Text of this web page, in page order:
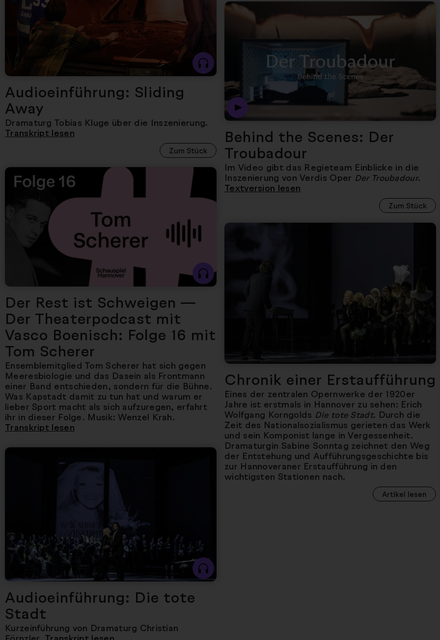
Audioeinführung: Sliding
Away
Dramaturg Tobias Kluge über die Inszenierung.
Transkript lesen
Zum Stück
Nächster Artikel
Behind the Scenes: Der
Troubadour
Im Video gibt das Regieteam Einblicke in die
Inszenierung von Verdis Oper Der Troubadour.
Textversion lesen
Zum Stück
Nächster Artikel
Der Rest ist Schweigen —
Der Theaterpodcast mit
Vasco Boenisch: Folge 16 mit
Tom Scherer
Ensemblemitglied Tom Scherer hat sich gegen
Meeresbiologie und das Dasein als Frontmann
einer Band entschieden, sondern für die Bühne.
Was Kapstadt damit zu tun hat und warum er
lieber Sport macht als sich aufzuregen, erfahrt
ihr in dieser Folge. Musik: Wenzel Krah.
Transkript lesen
Nächster Artikel
Chronik einer Erstaufführung
Eines der zentralen Opernwerke der 1920er
Jahre ist erstmals in Hannover zu sehen: Erich
Wolfgang Korngolds Die tote Stadt. Durch die
Zeit des Nationalsozialismus gerieten das Werk
und sein Komponist lange in Vergessenheit.
Dramaturgin Sabine Sonntag zeichnet den Weg
der Entstehung und Aufführungsgeschichte bis
zur Hannoveraner Erstaufführung in den
wichtigsten Stationen nach.
Artikel lesen
Nächster Artikel
Audioeinführung: Die tote
Stadt
Kurzeinführung von Dramaturg Christian